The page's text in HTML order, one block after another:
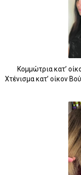
Κομμώτρια κατ’
Χτένισμα κατ’ οίκον